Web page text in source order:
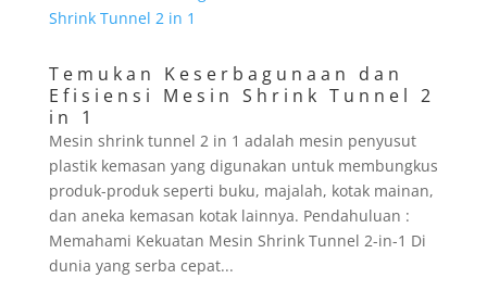
Temukan Keserbagunaan dan
Efisiensi Mesin Shrink Tunnel 2
in 1
Mesin shrink tunnel 2 in 1 adalah mesin penyusut
plastik kemasan yang digunakan untuk membungkus
produk-produk seperti buku, majalah, kotak mainan,
dan aneka kemasan kotak lainnya. Pendahuluan :
Memahami Kekuatan Mesin Shrink Tunnel 2-in-1 Di
dunia yang serba cepat...